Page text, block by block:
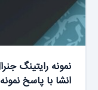
انشا با پاسخ نمونه